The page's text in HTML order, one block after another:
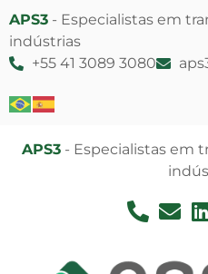
APS3 - Especialistas em
indústrias
+55 41 3089 3080
APS3- Especialistas em